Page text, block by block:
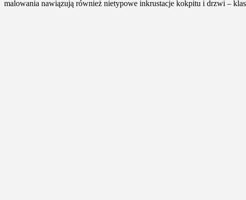
malowania nawiązują również nietypowe inkrustacje kokpitu i drzwi –